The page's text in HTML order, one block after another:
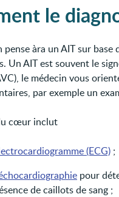
le
pense àra un AIT sur
Un AIT est souvent le
le médecin vous
par exemple un
cœur inclut
(ECG) ;
pour
de caillots de sang ;